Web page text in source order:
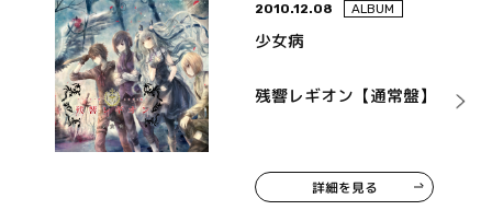
2010.12.08 ALBUM
少女病
残響レギオン【通常盤】
詳細を見る